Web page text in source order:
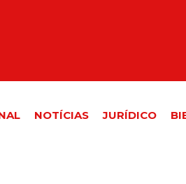
NOTÍCIAS JURÍDICO